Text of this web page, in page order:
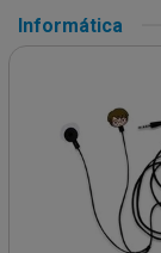
Informática